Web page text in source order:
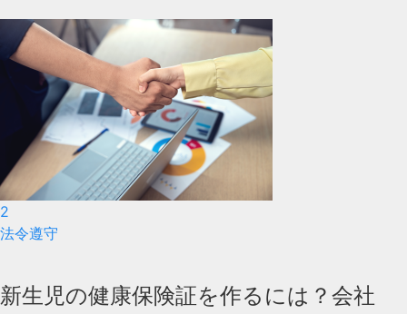
2
法令遵守
新生児の健康保険証を作るには？会社